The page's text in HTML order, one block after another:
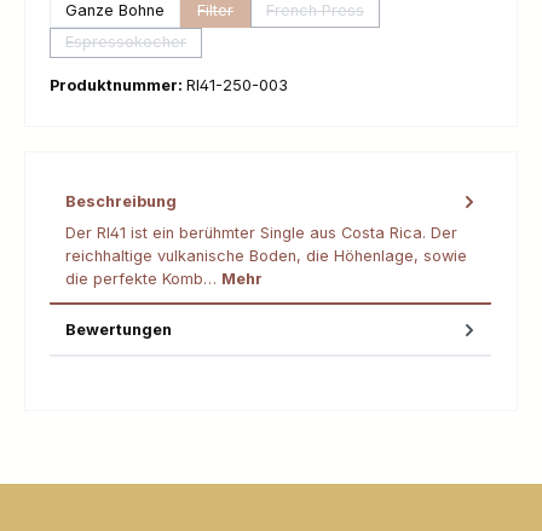
Ganze Bohne
Filter
(Diese Option ist zurzeit nicht verfügbar.)
French Press
(Diese Option ist zurzeit nicht
Espressokocher
(Diese Option ist zurzeit nicht verfügbar.)
Produktnummer: RI41-250-003
Beschreibung
Der RI41 ist ein berühmter Single aus Costa Rica. Der
reichhaltige vulkanische Boden, die Höhenlage, sowie
die perfekte Komb… Mehr
Bewertungen